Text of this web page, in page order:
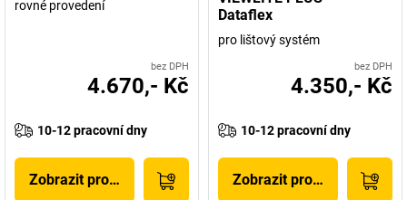
rovné provedení
bez DPH
4.670,- Kč
10-12 pracovní dny
Zobrazit produkt
Dataflex
pro lištový systém
bez DPH
4.350,- Kč
10-12 pracovní dny
Zobrazit produkt